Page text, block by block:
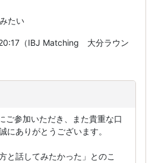
たい
（IBJ Matching 大分ラウン
ご参加いただき、また貴重な口
にありがとうございます。
と話してみたかった」とのこ